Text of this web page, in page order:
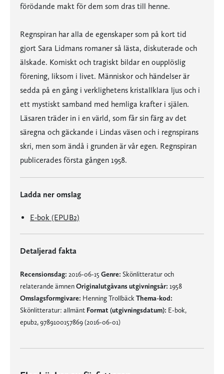
förödande makt för dem som dras till henne.
Regnspiran har alla de egenskaper som på kort tid
gjort Sara Lidmans romaner så lästa, diskuterade och
älskade. Komiskt och tragiskt bildar en oupplöslig
förening, liksom i livet. Människor och händelser är
sedda på en gång i verklighetens kristallklara ljus och i
ett mystiskt samband med hemliga krafter i själen.
Läsaren träder in i en värld, som får sin färg av det
säregna och gäckande i Lindas väsen och i regnspirans
skri, men som ändå i grunden är vår egen. Regnspiran
publicerades första gången 1958.
Ladda ner omslag
E-bok (EPUB2)
Detaljerad fakta
Recensionsdag: 2016-06-15 Genre: Skönlitteratur och
relaterande ämnenOriginalutgåvans utgivningsår: 1958
Omslagsformgivare: Henning Trollbäck Thema-kod:
Skönlitteratur: allmänt Format (utgivningsdatum): E-bok,
epub2, 9789100157869 (2016-06-01)